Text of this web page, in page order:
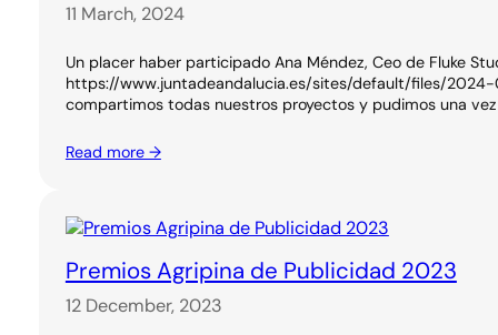
11 March, 2024
Un placer haber participado Ana Méndez, Ceo de Fluke
https://www.juntadeandalucia.es/sites/default/files/2024-
compartimos todas nuestros proyectos y pudimos una
Read more →
Premios Agripina de Publicidad 2023
12 December, 2023